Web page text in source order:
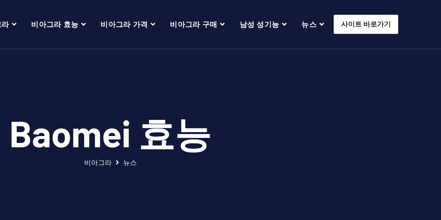
비아그라 효능 비아그라 가격 비아그라 구매 남성 성기능 뉴스 사이트 바로가기
Baomei 효능
비아그라 뉴스